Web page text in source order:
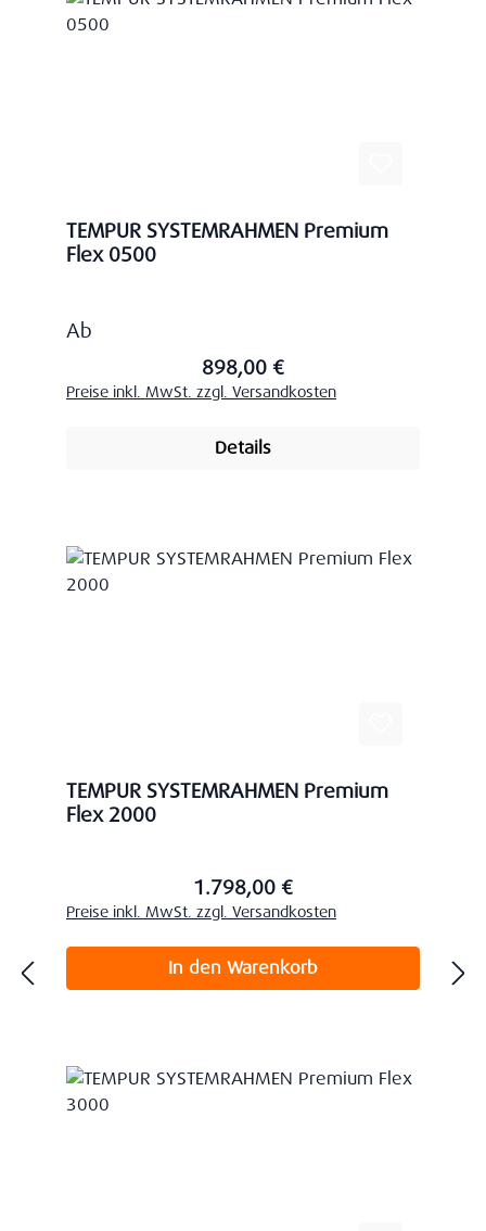
TEMPUR SYSTEMRAHMEN Premium
Flex 0500
Regulärer Preis:
Ab
898,00 €
Preise inkl. MwSt. zzgl. Versandkosten
Details
TEMPUR SYSTEMRAHMEN Premium
Flex 2000
Regulärer Preis:1.798,00 €
Preise inkl. MwSt. zzgl. Versandkosten
In den Warenkorb